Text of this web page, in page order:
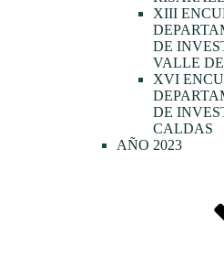
XIII
DE
VALLE
XVI
DE
CALDAS
AÑO 2023